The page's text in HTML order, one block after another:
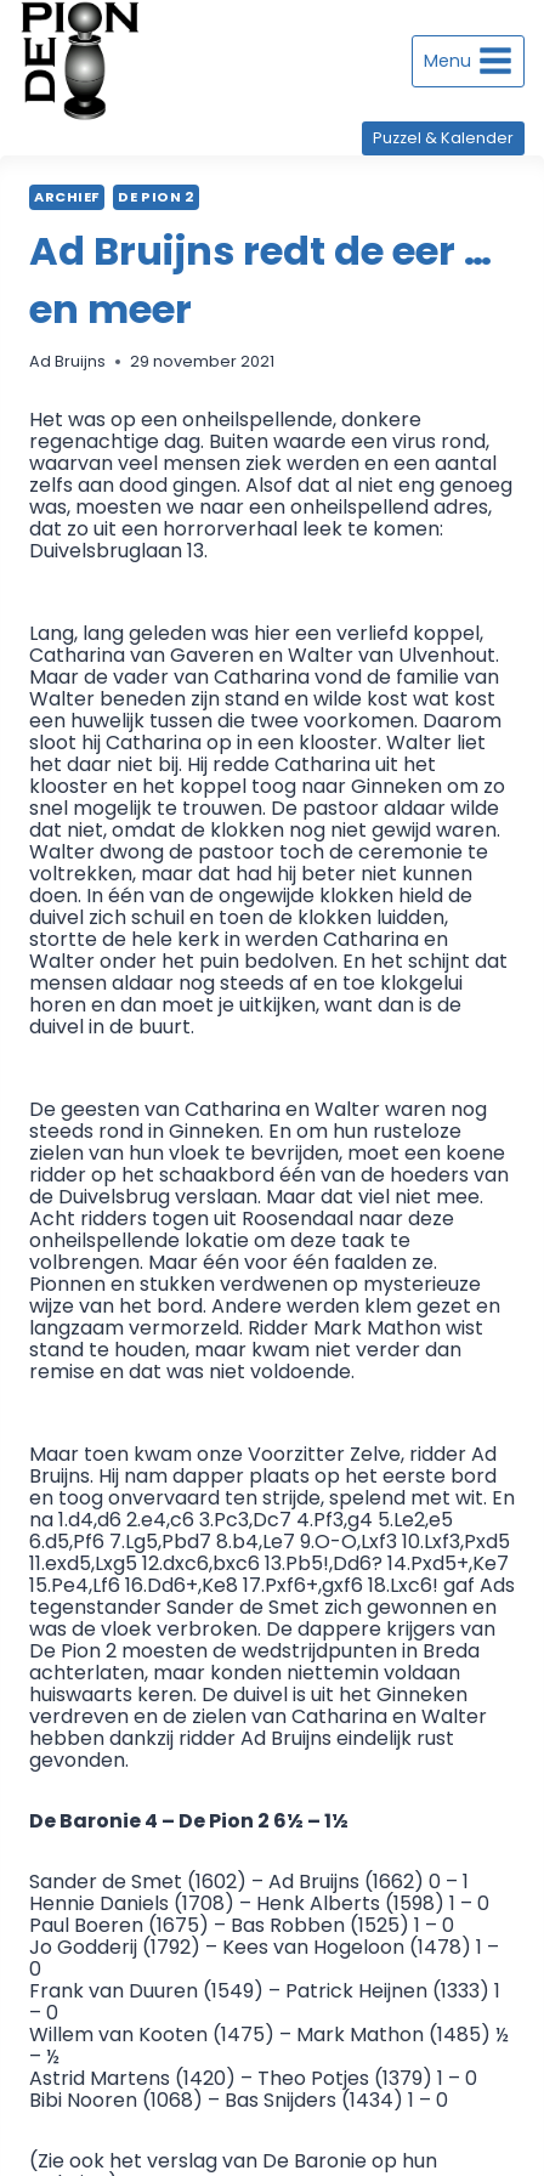
Doorgaan
naar
inhoud Menu
Puzzel & Kalender
ARCHIEF DE PION 2
Ad Bruijns redt de eer …
en meer
Ad Bruijns 29 november 2021
Het was op een onheilspellende, donkere
regenachtige dag. Buiten waarde een virus rond,
waarvan veel mensen ziek werden en een aantal
zelfs aan dood gingen. Alsof dat al niet eng genoeg
was, moesten we naar een onheilspellend adres,
dat zo uit een horrorverhaal leek te komen:
Duivelsbruglaan 13.
Lang, lang geleden was hier een verliefd koppel,
Catharina van Gaveren en Walter van Ulvenhout.
Maar de vader van Catharina vond de familie van
Walter beneden zijn stand en wilde kost wat kost
een huwelijk tussen die twee voorkomen. Daarom
sloot hij Catharina op in een klooster. Walter liet
het daar niet bij. Hij redde Catharina uit het
klooster en het koppel toog naar Ginneken om zo
snel mogelijk te trouwen. De pastoor aldaar wilde
dat niet, omdat de klokken nog niet gewijd waren.
Walter dwong de pastoor toch de ceremonie te
voltrekken, maar dat had hij beter niet kunnen
doen. In één van de ongewijde klokken hield de
duivel zich schuil en toen de klokken luidden,
stortte de hele kerk in werden Catharina en
Walter onder het puin bedolven. En het schijnt dat
mensen aldaar nog steeds af en toe klokgelui
horen en dan moet je uitkijken, want dan is de
duivel in de buurt.
De geesten van Catharina en Walter waren nog
steeds rond in Ginneken. En om hun rusteloze
zielen van hun vloek te bevrijden, moet een koene
ridder op het schaakbord één van de hoeders van
de Duivelsbrug verslaan. Maar dat viel niet mee.
Acht ridders togen uit Roosendaal naar deze
onheilspellende lokatie om deze taak te
volbrengen. Maar één voor één faalden ze.
Pionnen en stukken verdwenen op mysterieuze
wijze van het bord. Andere werden klem gezet en
langzaam vermorzeld. Ridder Mark Mathon wist
stand te houden, maar kwam niet verder dan
remise en dat was niet voldoende.
Maar toen kwam onze Voorzitter Zelve, ridder Ad
Bruijns. Hij nam dapper plaats op het eerste bord
en toog onvervaard ten strijde, spelend met wit. En
na 1.d4,d6 2.e4,c6 3.Pc3,Dc7 4.Pf3,g4 5.Le2,e5
6.d5,Pf6 7.Lg5,Pbd7 8.b4,Le7 9.O-O,Lxf3 10.Lxf3,Pxd5
11.exd5,Lxg5 12.dxc6,bxc6 13.Pb5!,Dd6? 14.Pxd5+,Ke7
15.Pe4,Lf6 16.Dd6+,Ke8 17.Pxf6+,gxf6 18.Lxc6! gaf Ads
tegenstander Sander de Smet zich gewonnen en
was de vloek verbroken. De dappere krijgers van
De Pion 2 moesten de wedstrijdpunten in Breda
achterlaten, maar konden niettemin voldaan
huiswaarts keren. De duivel is uit het Ginneken
verdreven en de zielen van Catharina en Walter
hebben dankzij ridder Ad Bruijns eindelijk rust
gevonden.
De Baronie 4 – De Pion 2 6½ – 1½
Sander de Smet (1602) – Ad Bruijns (1662) 0 – 1
Hennie Daniels (1708) – Henk Alberts (1598) 1 – 0
Paul Boeren (1675) – Bas Robben (1525) 1 – 0
Jo Godderij (1792) – Kees van Hogeloon (1478) 1 –
0
Frank van Duuren (1549) – Patrick Heijnen (1333) 1
– 0
Willem van Kooten (1475) – Mark Mathon (1485) ½
– ½
Astrid Martens (1420) – Theo Potjes (1379) 1 – 0
Bibi Nooren (1068) – Bas Snijders (1434) 1 – 0
(Zie ook het verslag van De Baronie op hun